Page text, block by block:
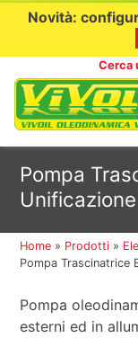
contenuto
Novità:
Cerca
Pompa
Home » Prodotti »
Pompa Trascinatrice
Pompa
esterni ed in